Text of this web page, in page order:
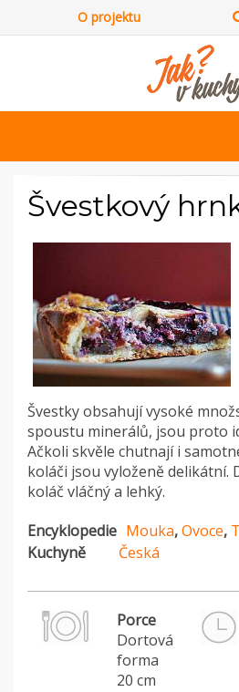
O projektu
Švestkový
Švestky obsahují vysoké
spoustu minerálů, jsou proto
Ačkoli skvěle chutnají i
koláči jsou vyloženě delikátní.
koláč vláčný a lehký.
Encyklopedie Mouka,Ovoce,
Kuchyně
Česká
Porce
Dortová
forma
20 cm